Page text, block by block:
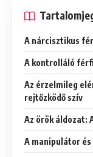
A nárcisztikus
A kontrolláló
Az érzelmileg
rejtőzködő szív
Az örök áldozat:
A manipulátor